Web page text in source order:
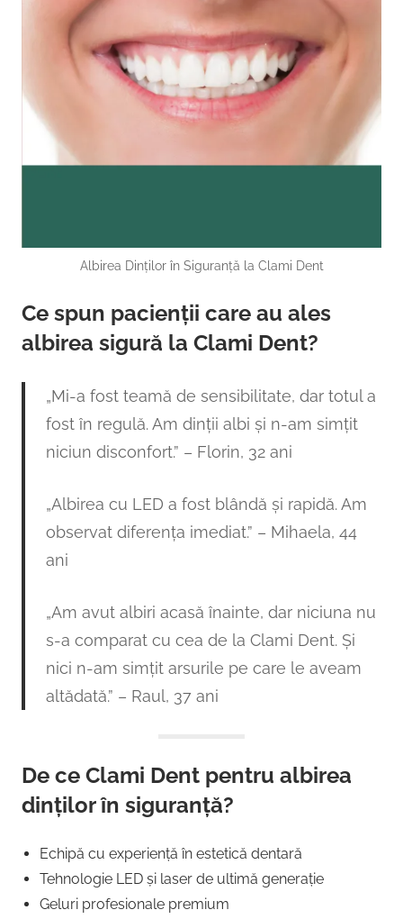
Albirea Dinților în Siguranță la Clami Dent
Ce spun pacienții care au ales
albirea sigură la Clami Dent?
„Mi-a fost teamă de sensibilitate, dar totul a
fost în regulă. Am dinții albi și n-am simțit
niciun disconfort.” – Florin, 32 ani
„Albirea cu LED a fost blândă și rapidă. Am
observat diferența imediat.” – Mihaela, 44
ani
„Am avut albiri acasă înainte, dar niciuna nu
s-a comparat cu cea de la Clami Dent. Și
nici n-am simțit arsurile pe care le aveam
altădată.” – Raul, 37 ani
De ce Clami Dent pentru albirea
dinților în siguranță?
Echipă cu experiență în estetică dentară
Tehnologie LED și laser de ultimă generație
Geluri profesionale premium